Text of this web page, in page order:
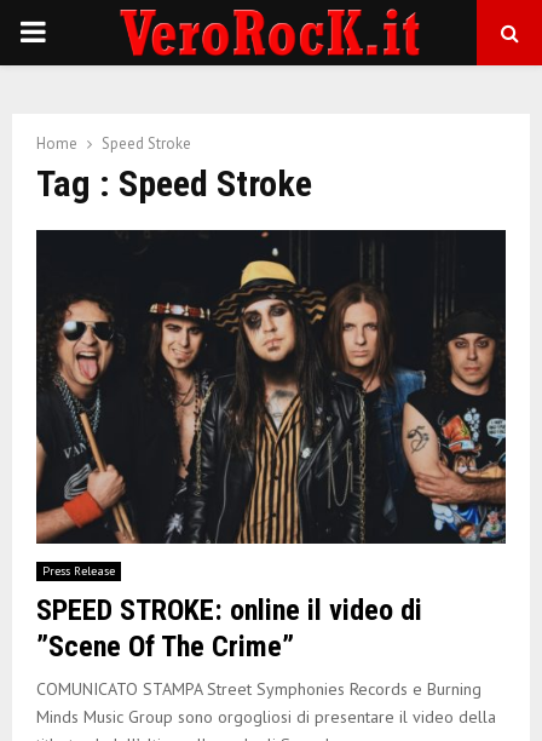
P
M
M
N
U
Home Speed Stroke
Tag : Speed Stroke
Press Release
SPEED STROKE: online il video di
”Scene Of The Crime”
COMUNICATO STAMPA Street Symphonies Records e Burning
Minds Music Group sono orgogliosi di presentare il video della